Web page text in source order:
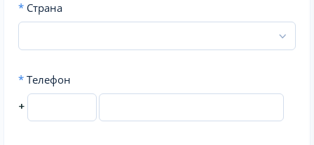
* Страна
* Телефон
+